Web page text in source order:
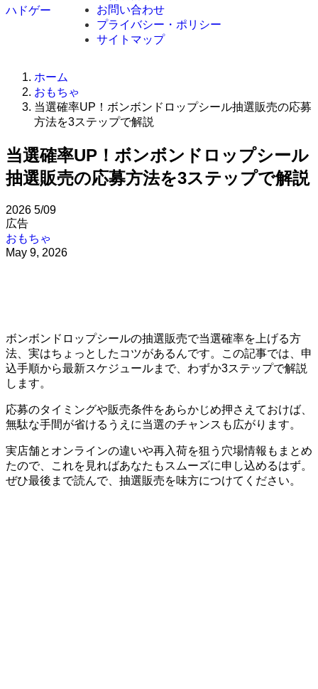
ハドゲー
お問い合わせ
プライバシー・ポリシー
サイトマップ
ホーム
おもちゃ
当選確率UP！ボンボンドロップシール抽選販売の応募
方法を3ステップで解説
当選確率UP！ボンボンドロップシール
抽選販売の応募方法を3ステップで解説
2026 5/09
広告
おもちゃ
May 9, 2026
ボンボンドロップシールの抽選販売で当選確率を上げる方
法、実はちょっとしたコツがあるんです。この記事では、申
込手順から最新スケジュールまで、わずか3ステップで解説
します。
応募のタイミングや販売条件をあらかじめ押さえておけば、
無駄な手間が省けるうえに当選のチャンスも広がります。
実店舗とオンラインの違いや再入荷を狙う穴場情報もまとめ
たので、これを見ればあなたもスムーズに申し込めるはず。
ぜひ最後まで読んで、抽選販売を味方につけてください。